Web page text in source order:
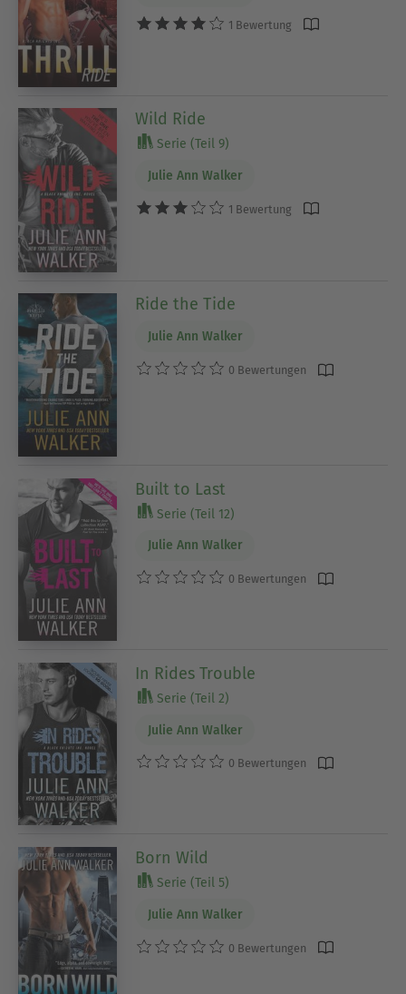
1 Bewertung
Wild Ride
Serie (Teil 9)
Julie Ann Walker
1 Bewertung
Ride the Tide
Julie Ann Walker
0 Bewertungen
Built to Last
Serie (Teil 12)
Julie Ann Walker
0 Bewertungen
In Rides Trouble
Serie (Teil 2)
Julie Ann Walker
0 Bewertungen
Born Wild
Serie (Teil 5)
Julie Ann Walker
0 Bewertungen